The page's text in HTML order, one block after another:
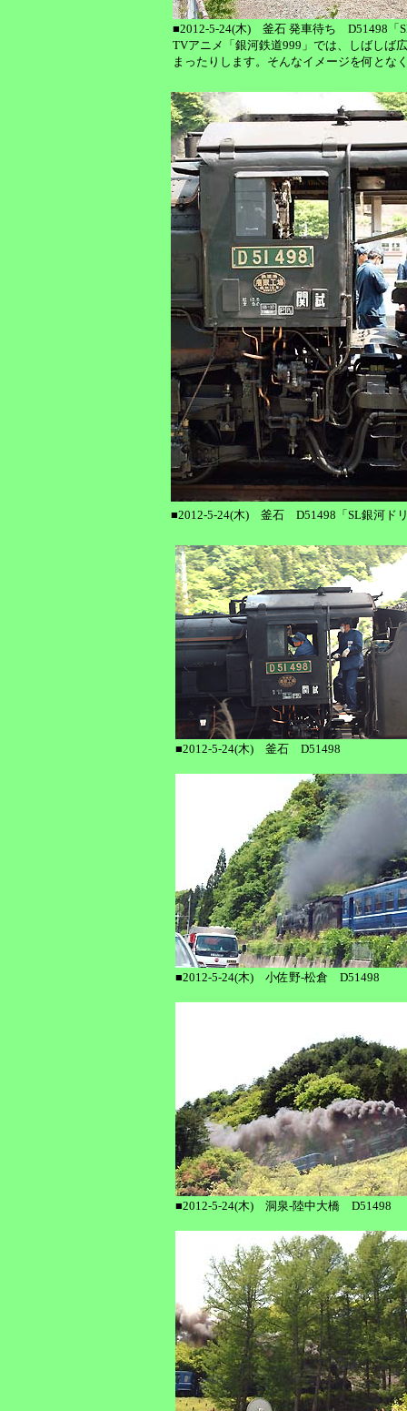
■2012-5-24(木) 釜石 発車待ち D51498「
TVアニメ「銀河鉄道999」では、しばしば
まったりします。そんなイメージを何とな
■2012-5-24(木) 釜石 D51498「SL銀河ド
■2012-5-24(木) 釜石 D51498
■2012-5-24(木) 小佐野-松倉 D51498
■2012-5-24(木) 洞泉-陸中大橋 D51498